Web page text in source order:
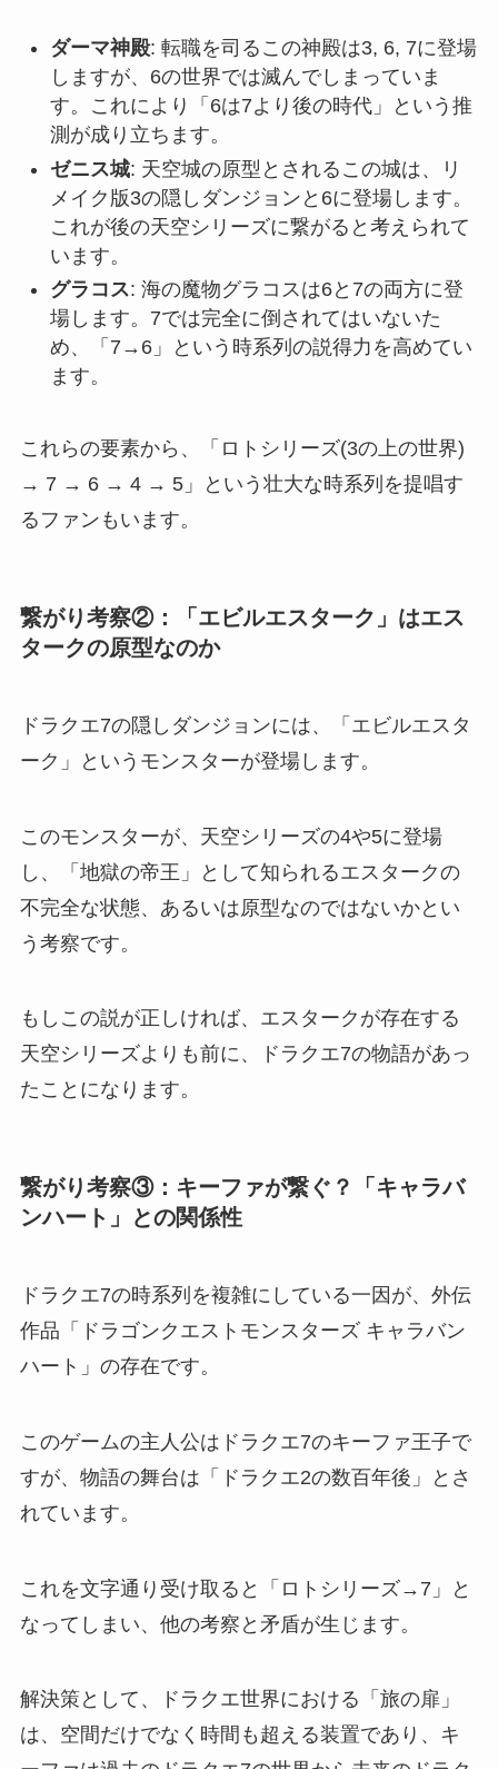
ダーマ神殿: 転職を司るこの神殿は3, 6, 7に登場
しますが、6の世界では滅んでしまっていま
す。これにより「6は7より後の時代」という推
測が成り立ちます。
ゼニス城: 天空城の原型とされるこの城は、リ
メイク版3の隠しダンジョンと6に登場します。
これが後の天空シリーズに繋がると考えられて
います。
グラコス: 海の魔物グラコスは6と7の両方に登
場します。7では完全に倒されてはいないた
め、「7→6」という時系列の説得力を高めてい
ます。
これらの要素から、「ロトシリーズ(3の上の世界)
→ 7 → 6 → 4 → 5」という壮大な時系列を提唱す
るファンもいます。
繋がり考察②：「エビルエスターク」はエス
タークの原型なのか
ドラクエ7の隠しダンジョンには、「エビルエスタ
ーク」というモンスターが登場します。
このモンスターが、天空シリーズの4や5に登場
し、「地獄の帝王」として知られるエスタークの
不完全な状態、あるいは原型なのではないかとい
う考察です。
もしこの説が正しければ、エスタークが存在する
天空シリーズよりも前に、ドラクエ7の物語があっ
たことになります。
繋がり考察③：キーファが繋ぐ？「キャラバ
ンハート」との関係性
ドラクエ7の時系列を複雑にしている一因が、外伝
作品「ドラゴンクエストモンスターズ キャラバン
ハート」の存在です。
このゲームの主人公はドラクエ7のキーファ王子で
すが、物語の舞台は「ドラクエ2の数百年後」とさ
れています。
これを文字通り受け取ると「ロトシリーズ→7」と
なってしまい、他の考察と矛盾が生じます。
解決策として、ドラクエ世界における「旅の扉」
は、空間だけでなく時間も超える装置であり、キ